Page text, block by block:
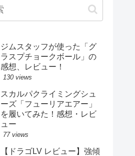
ジムスタッフが使った「グ
ラスプチョークボール」の
感想、レビュー！
130 views
スカルパクライミングシュ
ーズ「フューリアエアー」
を履いてみた！感想・レビ
ュー
77 views
【ドラゴLV レビュー】強傾